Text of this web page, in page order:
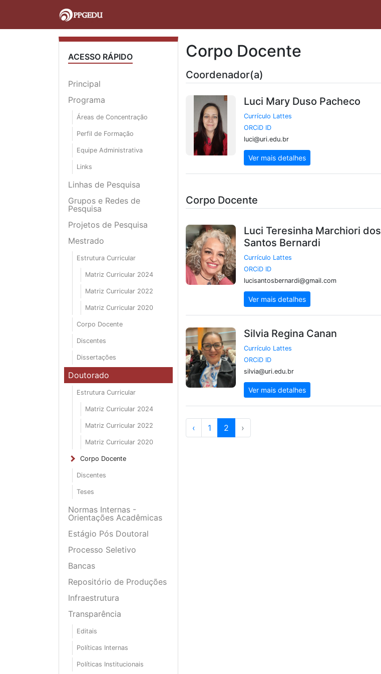
ACESSO RÁPIDO
Principal
Programa
Áreas de Concentração
Perfil de Formação
Equipe Administrativa
Links
Linhas de Pesquisa
Grupos e Redes de
Pesquisa
Projetos de Pesquisa
Mestrado
Estrutura Curricular
Matriz Curricular 2024
Matriz Curricular 2022
Matriz Curricular 2020
Corpo Docente
Discentes
Dissertações
Doutorado
Estrutura Curricular
Matriz Curricular 2024
Matriz Curricular 2022
Matriz Curricular 2020
Corpo Docente
Discentes
Teses
Normas Internas -
Orientações Acadêmicas
Estágio Pós Doutoral
Processo Seletivo
Bancas
Repositório de Produções
Infraestrutura
Transparência
Editais
Políticas Internas
Políticas Institucionais
Corpo Docente
Coordenador(a)
Luci Mary Duso Pacheco
Currículo Lattes
ORCiD ID
luci@uri.edu.br
Ver mais detalhes
Corpo Docente
Luci Teresinha Marchiori dos
Santos Bernardi
Currículo Lattes
ORCiD ID
lucisantosbernardi@gmail.com
Ver mais detalhes
Silvia Regina Canan
Currículo Lattes
ORCiD ID
silvia@uri.edu.br
Ver mais detalhes
‹ 1 2 ›